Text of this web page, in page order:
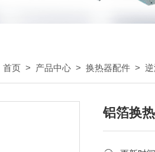
首页 > 产品中心 > 换热器配件 >
铝箔换